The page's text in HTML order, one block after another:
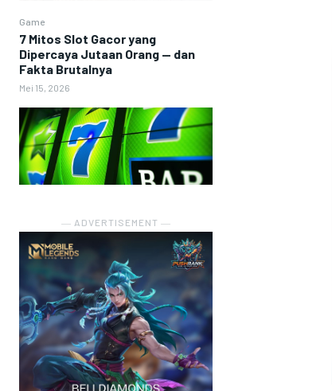
Game
7 Mitos Slot Gacor yang
Dipercaya Jutaan Orang — dan
Fakta Brutalnya
Mei 15, 2026
― ADVERTISEMENT ―